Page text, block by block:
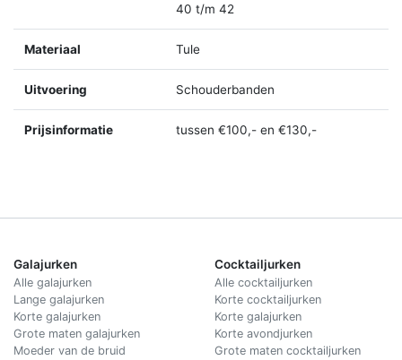
40 t/m 42
Materiaal Tule
Uitvoering Schouderbanden
Prijsinformatie tussen €100,- en €130,-
Galajurken
Alle galajurken
Lange galajurken
Korte galajurken
Grote maten galajurken
Moeder van de bruid
Cocktailjurken
Alle cocktailjurken
Korte cocktailjurken
Korte galajurken
Korte avondjurken
Grote maten cocktailjurken